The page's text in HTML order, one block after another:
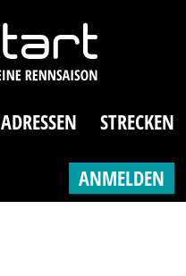
ADRESSEN STRECKEN
ANMELDEN